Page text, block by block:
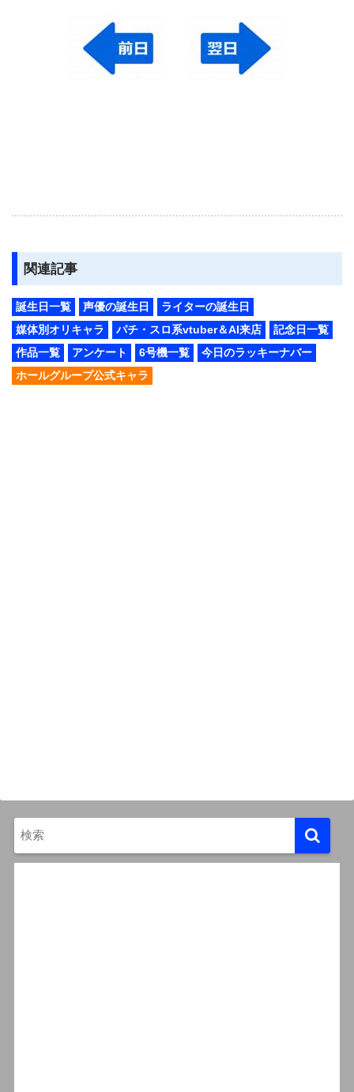
関連記事
誕生日一覧 声優の誕生日
ライターの誕生日
媒体別オリキャラ
パチ・スロ系vtuber＆AI来店
記念日一覧
作品一覧
アンケート 6号機一覧
今日のラッキーナバー
ホールグループ公式キャラ